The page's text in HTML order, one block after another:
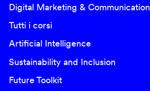
Digital Marketing & Communication
Tutti i corsi
Artificial Intelligence
Sustainability and Inclusion
Future Toolkit